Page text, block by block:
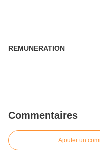
REMUNERATION
Commentaires
Ajouter un